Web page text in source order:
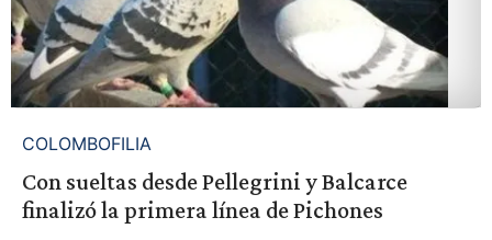
COLOMBOFILIA
Con sueltas desde Pellegrini y Balcarce
finalizó la primera línea de Pichones